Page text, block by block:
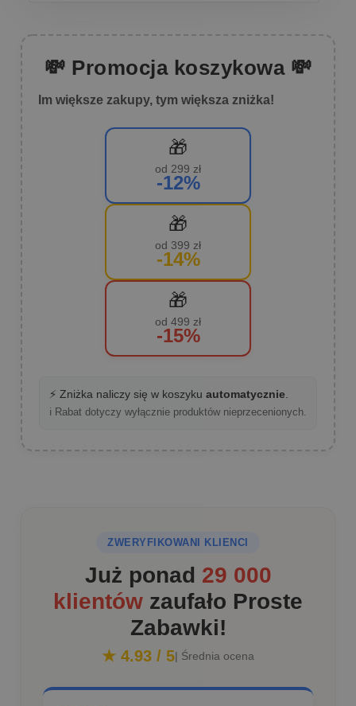
💸 Promocja koszykowa 💸
Im większe zakupy, tym większa zniżka!
🎁
od 299 zł
-12%
🎁
od 399 zł
-14%
🎁
od 499 zł
-15%
⚡ Zniżka naliczy się w koszyku automatycznie.
ℹ️ Rabat dotyczy wyłącznie produktów nieprzecenionych.
ZWERYFIKOWANI KLIENCI
Już ponad 29 000
klientów zaufało Proste
Zabawki!
★ 4.93 / 5| Średnia ocena